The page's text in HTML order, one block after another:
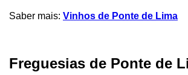
Saber mais: Vinhos de Ponte de Lima
Freguesias de Ponte de